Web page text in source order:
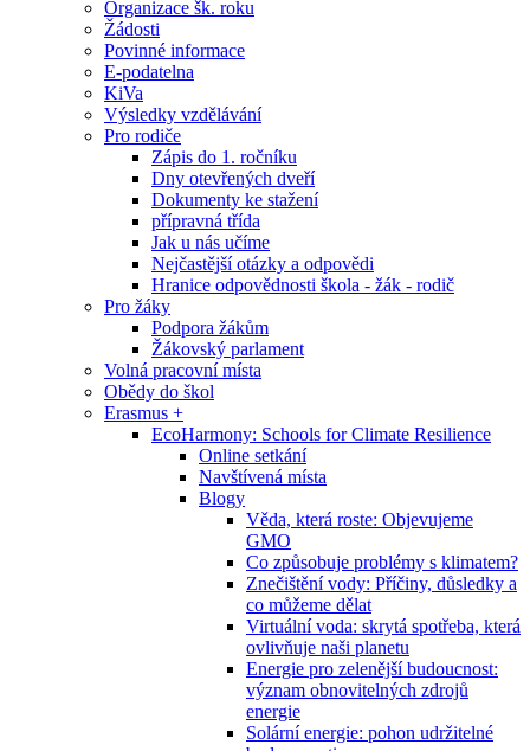
Organizace šk. roku
Žádosti
Povinné informace
E-podatelna
KiVa
Výsledky vzdělávání
Pro rodiče
Zápis do 1. ročníku
Dny otevřených dveří
Dokumenty ke stažení
přípravná třída
Jak u nás učíme
Nejčastější otázky a odpovědi
Hranice odpovědnosti škola - žák - rodič
Pro žáky
Podpora žákům
Žákovský parlament
Volná pracovní místa
Obědy do škol
Erasmus +
EcoHarmony: Schools for Climate Resilience
Online setkání
Navštívená místa
Blogy
Věda, která roste: Objevujeme
GMO
Co způsobuje problémy s klimatem?
Znečištění vody: Příčiny, důsledky a
co můžeme dělat
Virtuální voda: skrytá spotřeba, která
ovlivňuje naši planetu
Energie pro zelenější budoucnost:
význam obnovitelných zdrojů
energie
Solární energie: pohon udržitelné